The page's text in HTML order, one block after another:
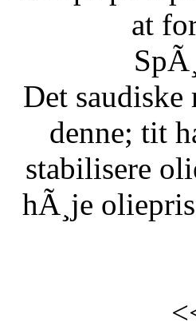
at
Det
denne; tit
stabilisere
hÃ¸je